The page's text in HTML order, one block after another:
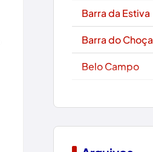
Barra da Estiva
Barra do Choça
Belo Campo
Boquira